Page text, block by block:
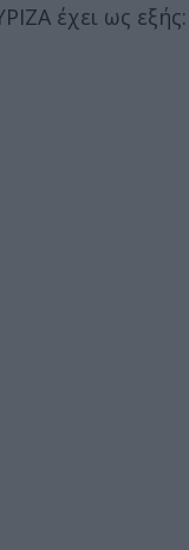
έχει ως εξής: